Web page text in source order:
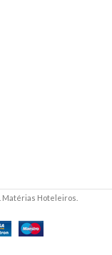
. Matérias Hoteleiros.